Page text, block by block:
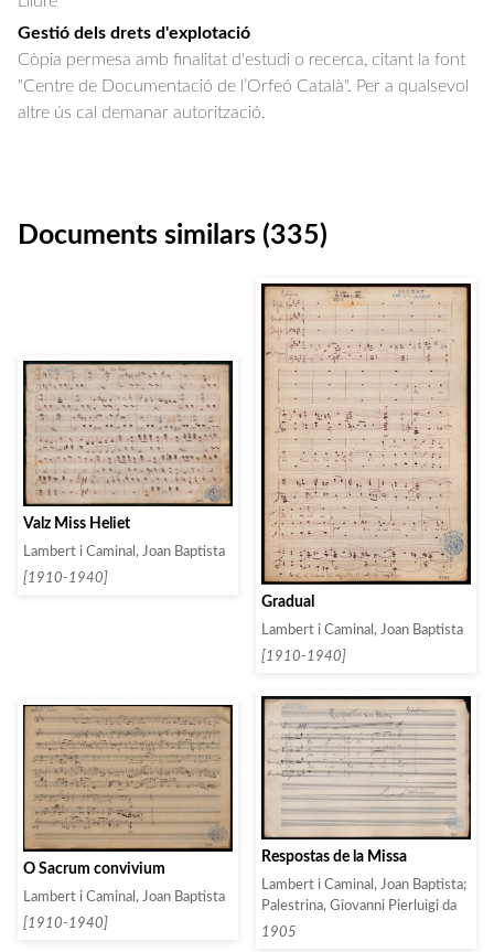
Gestió dels drets d'explotació
Còpia permesa amb finalitat d'estudi o recerca, citant la font
"Centre de Documentació de l’Orfeó Català". Per a qualsevol
altre ús cal demanar autorització.
Documents similars (335)
Valz Miss Heliet
Lambert i Caminal, Joan Baptista
[1910-1940]
Gradual
Lambert i Caminal, Joan Baptista
[1910-1940]
O Sacrum convivium
Lambert i Caminal, Joan Baptista
[1910-1940]
Respostas de la Missa
Lambert i Caminal, Joan Baptista;
Palestrina, Giovanni Pierluigi da
1905